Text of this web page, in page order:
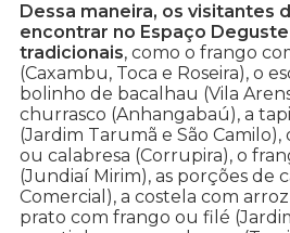
Dessa maneira, os visitantes
encontrar no Espaço
tradicionais, como o frango
(Caxambu, Toca e Roseira), o
bolinho de bacalhau (Vila
churrasco (Anhangabaú), a
(Jardim Tarumã e São Camilo),
ou calabresa (Corrupira), o
(Jundiaí Mirim), as porções de
Comercial), a costela com
prato com frango ou filé